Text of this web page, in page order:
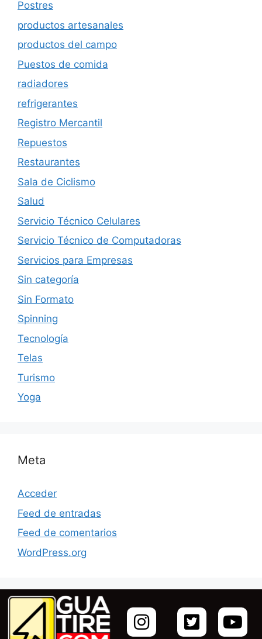
Postres
productos artesanales
productos del campo
Puestos de comida
radiadores
refrigerantes
Registro Mercantil
Repuestos
Restaurantes
Sala de Ciclismo
Salud
Servicio Técnico Celulares
Servicio Técnico de Computadoras
Servicios para Empresas
Sin categoría
Sin Formato
Spinning
Tecnología
Telas
Turismo
Yoga
Meta
Acceder
Feed de entradas
Feed de comentarios
WordPress.org